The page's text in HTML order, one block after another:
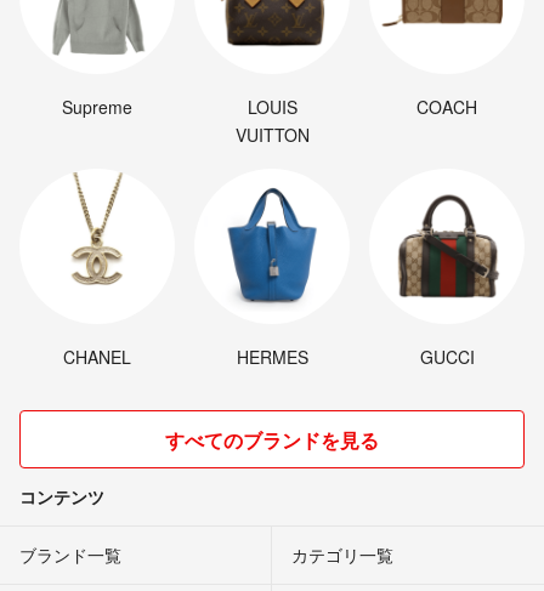
Supreme
LOUIS
VUITTON
COACH
CHANEL HERMES GUCCI
すべてのブランドを見る
コンテンツ
ブランド一覧 カテゴリ一覧